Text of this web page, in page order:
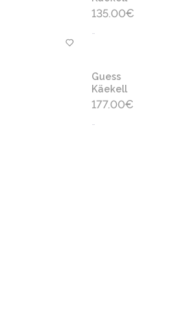
135.00€
-
Guess
Käekell
177.00€
-